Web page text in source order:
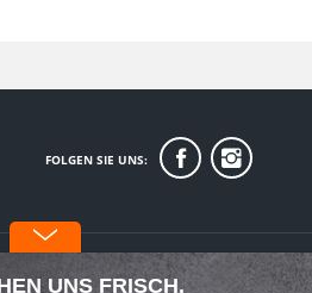
FOLGEN SIE UNS:
UNS FRISCH.
INFORMATIONEN